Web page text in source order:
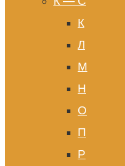
К
Л
М
Н
О
П
Р